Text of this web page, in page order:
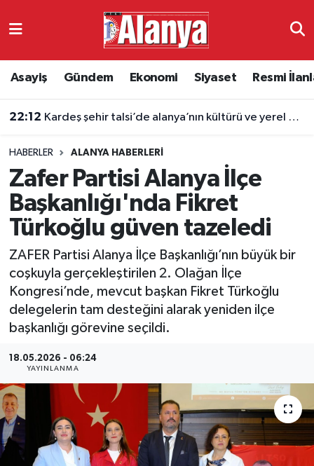
Asayiş Gündem Ekonomi Siyaset Resmi
22:12 Kardeş şehir talsi’de alanya’nın kültürü ve yerel değerleri tanıtıldı
HABERLER ALANYA HABERLERI
Zafer Partisi Alanya İlçe
Başkanlığı'nda Fikret
Türkoğlu güven tazeledi
ZAFER Partisi Alanya İlçe Başkanlığı’nın büyük bir
coşkuyla gerçekleştirilen 2. Olağan İlçe
Kongresi’nde, mevcut başkan Fikret Türkoğlu
delegelerin tam desteğini alarak yeniden ilçe
başkanlığı görevine seçildi.
18.05.2026 - 06:24
YAYINLANMA
Ekonomi
Resmi İlanlar
Alanyaspor
Turizm
E-Gazete
Antalya Namaz Vakitleri
Süper Lig Puan Durumu ve Fikstür
Tüm Manşetler
Son Dakika Haberleri
Haber Arşivi